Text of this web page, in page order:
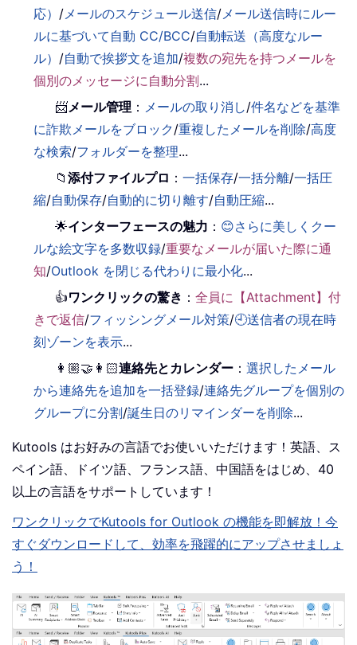
応） / メールのスケジュール送信/ メール送信時にルー
ルに基づいて自動 CC/BCC/自動転送（高度なルー
ル） /自動で挨拶文を追加/複数の宛先を持つメールを
個別のメッセージに自動分割...
📨メール管理 ： メールの取り消し/件名などを基準
に詐欺メールをブロック/重複したメールを削除/高度
な検索/フォルダーを整理...
📁添付ファイルプロ ：一括保存/一括分離/一括圧
縮/自動保存/自動的に切り離す/自動圧縮...
🌟インターフェースの魅力 ： 😊さらに美しくクー
ルな絵文字を多数収録/重要なメールが届いた際に通
知/Outlook を閉じる代わりに最小化...
👍ワンクリックの驚き ：全員に【Attachment】付
きで返信/フィッシングメール対策/🕘送信者の現在時
刻ゾーンを表示...
👩🏼‍🤝‍👩🏻連絡先とカレンダー ：選択したメール
から連絡先を追加を一括登録/連絡先グループを個別の
グループに分割/誕生日のリマインダーを削除...
Kutools はお好みの言語でお使いいただけます！英語、ス
ペイン語、ドイツ語、フランス語、中国語をはじめ、40
以上の言語をサポートしています！
ワンクリックでKutools for Outlook の機能を即解放！今
すぐダウンロードして、効率を飛躍的にアップさせましょ
う！